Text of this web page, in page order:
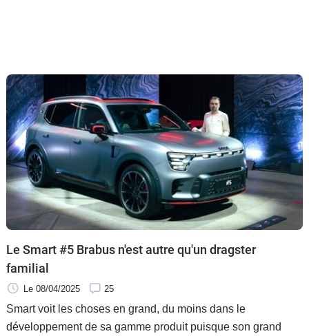
Le Smart #5 Brabus n'est autre qu'un dragster
familial
Le 08/04/2025 25
Smart voit les choses en grand, du moins dans le
développement de sa gamme produit puisque son grand